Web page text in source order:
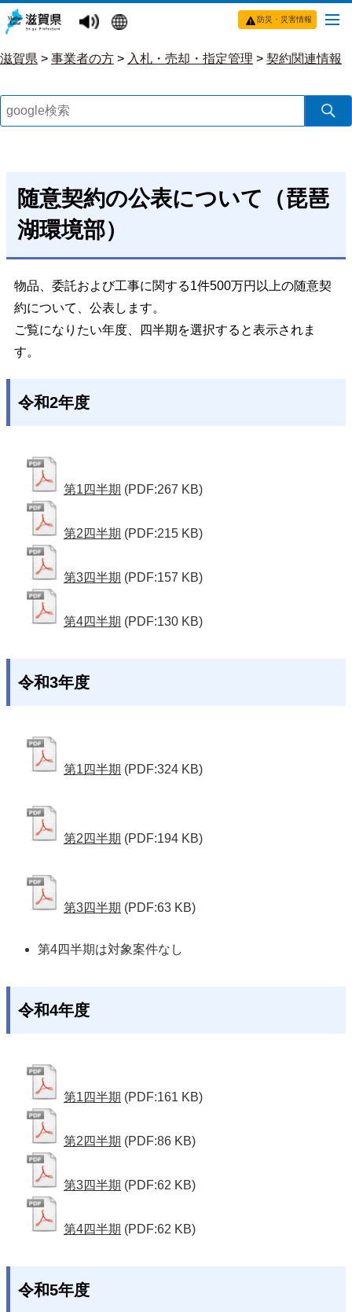
防災・災害情報
滋賀県 > 事業者の方 > 入札・売却・指定管理 > 契約関連情報
随意契約の公表について（琵琶
湖環境部）
物品、委託および工事に関する1件500万円以上の随意契
約について、公表します。
ご覧になりたい年度、四半期を選択すると表示されま
す。
令和2年度
第1四半期 (PDF:267 KB)
第2四半期 (PDF:215 KB)
第3四半期 (PDF:157 KB)
第4四半期 (PDF:130 KB)
令和3年度
第1四半期 (PDF:324 KB)
第2四半期 (PDF:194 KB)
第3四半期 (PDF:63 KB)
第4四半期は対象案件なし
令和4年度
第1四半期 (PDF:161 KB)
第2四半期 (PDF:86 KB)
第3四半期 (PDF:62 KB)
第4四半期 (PDF:62 KB)
令和5年度